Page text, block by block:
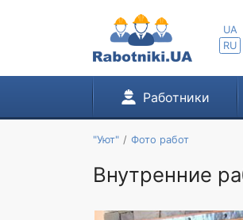
UA
RU
Работники
"Уют" Фото работ
Внутренние